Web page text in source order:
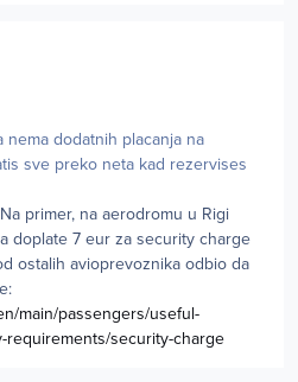
dodatnih placanja na
sve preko neta kad rezervises
primer, na aerodromu u Rigi
doplate 7 eur za security charge
ostalih avioprevoznika odbio da
main/passengers/useful-
requirements/security-charge